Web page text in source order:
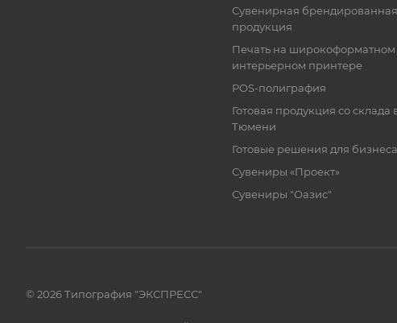
Сувенирная брендированная
продукция
Печать на широкоформатном
интерьерном принтере
POS-полиграфия
Готовая продукция со склада
Тюмени
Готовые решения для бизнеса
Сувениры «Проект»
Сувениры "Оазис"
© 2026 Типография "ЭКСПРЕСС"